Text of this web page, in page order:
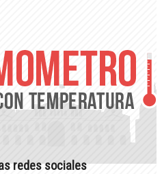
redes sociales